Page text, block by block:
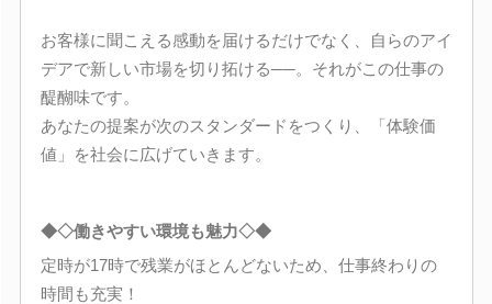
お客様に聞こえる感動を届けるだけでなく、自らのアイ
デアで新しい市場を切り拓ける──。それがこの仕事の
醍醐味です。
あなたの提案が次のスタンダードをつくり、「体験価
値」を社会に広げていきます。
◆◇働きやすい環境も魅力◇◆
定時が17時で残業がほとんどないため、仕事終わりの
時間も充実！